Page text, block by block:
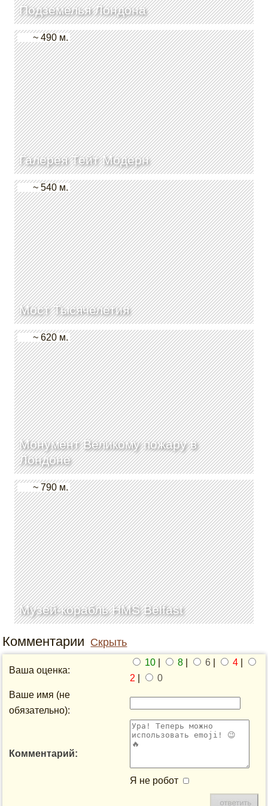
Подземелья Лондона
Галерея Тейт Модерн
~ 490 м.
Мост Тысячелетия
~ 540 м.
Монумент Великому пожару в
Лондоне
~ 620 м.
Музей-корабль HMS Belfast
~ 790 м.
Комментарии Скрыть
Ваша оценка:
10 8 6 4
2
0
Ваше имя (не
обязательно):
Комментарий:
Я не робот